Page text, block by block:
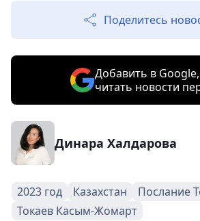
Поделитесь
Добавить в
читать новости
Динара Халдарова
2023 год Казахстан
Послание
Токаев Касым-Жомарт